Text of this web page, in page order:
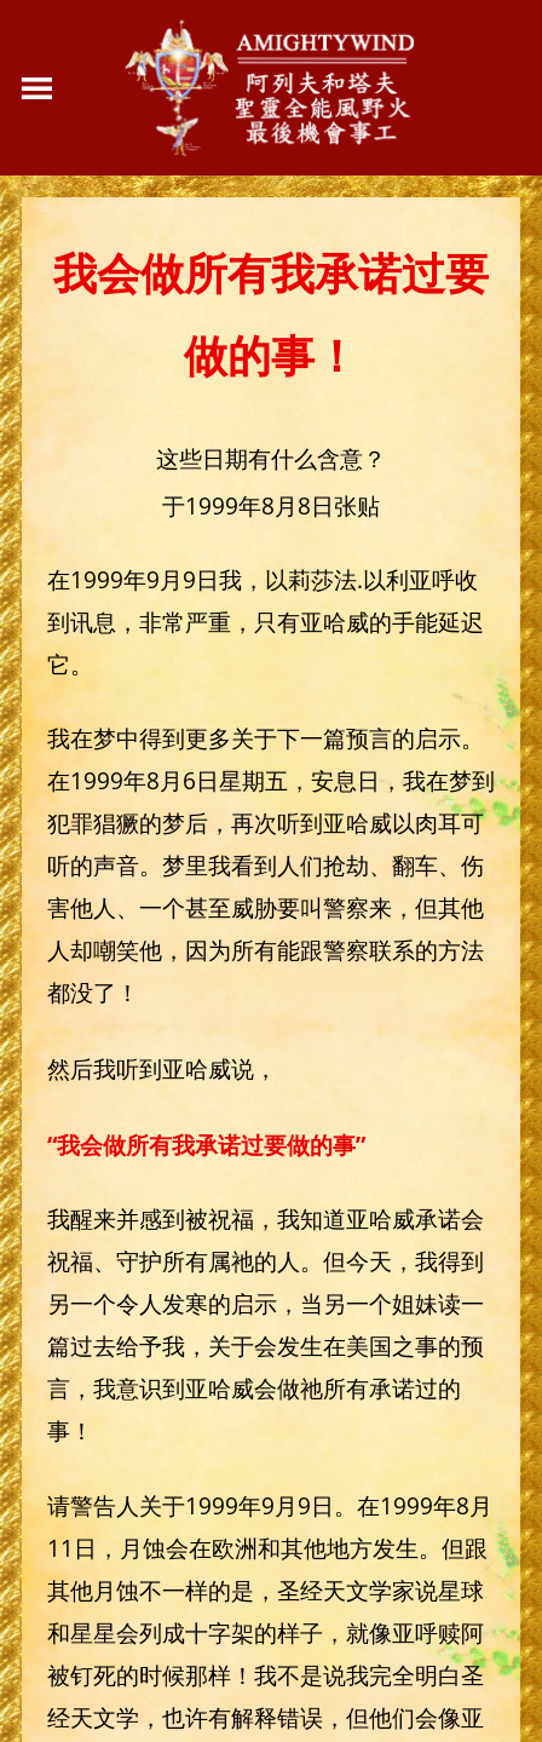
我会做所有我承诺过要
做的事！
这些日期有什么含意？
于1999年8月8日张贴
在1999年9月9日我，以莉莎法.以利亚呼收
到讯息，非常严重，只有亚哈威的手能延迟
它。
我在梦中得到更多关于下一篇预言的启示。
在1999年8月6日星期五，安息日，我在梦到
犯罪猖獗的梦后，再次听到亚哈威以肉耳可
听的声音。梦里我看到人们抢劫、翻车、伤
害他人、一个甚至威胁要叫警察来，但其他
人却嘲笑他，因为所有能跟警察联系的方法
都没了！
然后我听到亚哈威说，
“我会做所有我承诺过要做的事”
我醒来并感到被祝福，我知道亚哈威承诺会
祝福、守护所有属祂的人。但今天，我得到
另一个令人发寒的启示，当另一个姐妹读一
篇过去给予我，关于会发生在美国之事的预
言，我意识到亚哈威会做祂所有承诺过的
事！
请警告人关于1999年9月9日。在1999年8月
11日，月蚀会在欧洲和其他地方发生。但跟
其他月蚀不一样的是，圣经天文学家说星球
和星星会列成十字架的样子，就像亚呼赎阿
被钉死的时候那样！我不是说我完全明白圣
经天文学，也许有解释错误，但他们会像亚